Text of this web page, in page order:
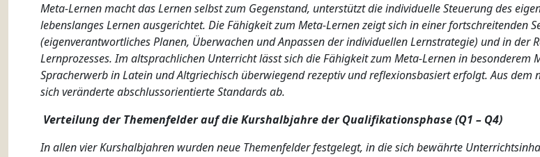
Meta-Lernen macht das Lernen selbst zum Gegenstand, unterstützt die individuelle Steuerung des
lebenslanges Lernen ausgerichtet. Die Fähigkeit zum Meta-Lernen zeigt sich in einer fortschreitenden
(eigenverantwortliches Planen, Überwachen und Anpassen der individuellen Lernstrategie) und in der
Lernprozesses. Im altsprachlichen Unterricht lässt sich die Fähigkeit zum Meta-Lernen in besonderem
Spracherwerb in Latein und Altgriechisch überwiegend rezeptiv und reflexionsbasiert erfolgt. Aus dem
sich veränderte abschlussorientierte Standards ab.
Verteilung der Themenfelder auf die Kurshalbjahre der Qualifikationsphase (Q1 – Q4)
In allen vier Kurshalbjahren wurden neue Themenfelder festgelegt, in die sich bewährte